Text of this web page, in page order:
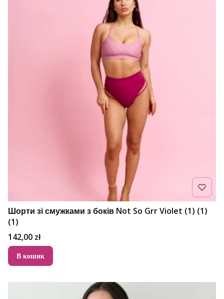
Шорти зі смужками з боків Not So Grr Violet (1) (1)
(1)
Ціна
142,00 zł
В кошик